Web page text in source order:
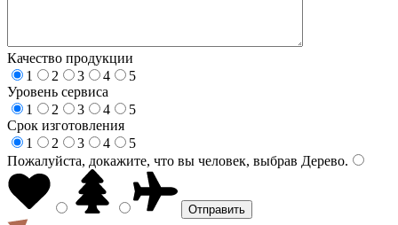
Качество продукции
1
2 3 4
5
Уровень сервиса
1
2 3 4
5
Срок изготовления
1
2 3 4
5
Пожалуйста, докажите, что вы человек, выбрав Дерево.